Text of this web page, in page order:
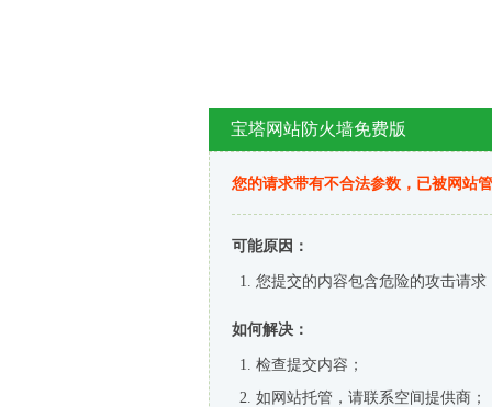
宝塔网站防火墙免费版
您的请求带有不合法参数，已被网站
可能原因：
您提交的内容包含危险的攻击请求
如何解决：
检查提交内容；
如网站托管，请联系空间提供商；